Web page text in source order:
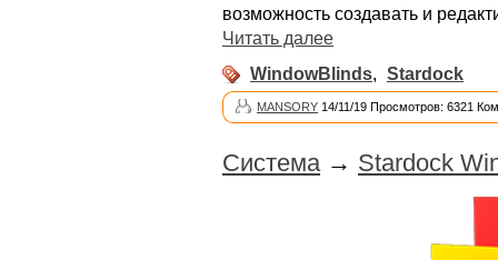
возможность создавать и
Читать далее
WindowBlinds, Stardock
MANSORY 14/11/19 Просмотров: 6321
Система → Stardock